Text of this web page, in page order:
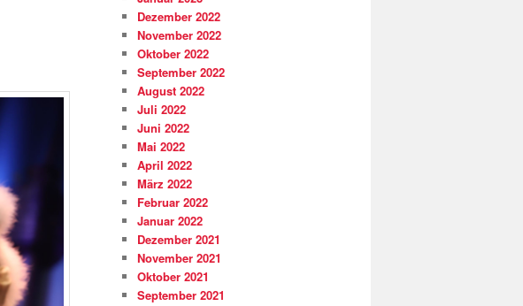
Dezember 2022
November 2022
Oktober 2022
September 2022
August 2022
Juli 2022
Juni 2022
Mai 2022
April 2022
März 2022
Februar 2022
Januar 2022
Dezember 2021
November 2021
Oktober 2021
September 2021